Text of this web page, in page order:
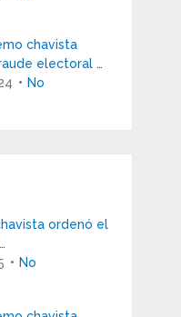
chavista
electoral …
No
ordenó el
No